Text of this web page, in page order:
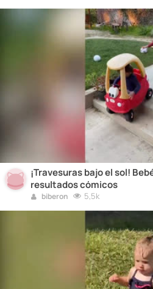
¡Travesuras bajo el sol!
resultados cómicos
biberon 5,5k